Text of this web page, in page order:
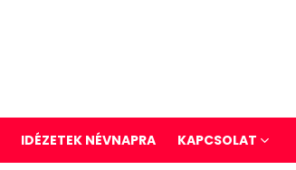
IDÉZETEK NÉVNAPRA KAPCSOLAT